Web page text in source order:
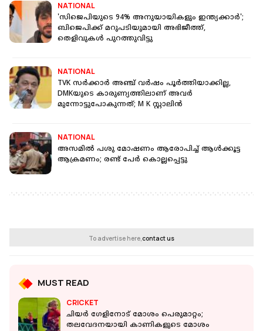
NATIONAL
'സിജെപിയുടെ 94% അനുയായികളും ഇന്ത്യക്കാര്‍';
ബിജെപിക്ക് മറുപടിയുമായി അഭിജീത്ത്,
തെളിവുകള്‍ പുറത്തുവിട്ടു
NATIONAL
TVK സര്‍ക്കാർ അഞ്ച് വര്‍ഷം പൂര്‍ത്തിയാക്കില്ല,
DMKയുടെ കാരുണ്യത്തിലാണ് അവർ
മുന്നോട്ടുപോകുന്നത്; M K സ്റ്റാലിൻ
NATIONAL
അസമിൽ പശു മോഷണം ആരോപിച്ച് ആൾക്കൂട്ട
ആക്രമണം; രണ്ട് പേർ കൊല്ലപ്പെട്ടു
To advertise here,contact us
MUST READ
CRICKET
ചിയര്‍ ഗേളിനോട് മോശം പെരുമാറ്റം;
തലവേദനയായി കാണികളുടെ മോശം